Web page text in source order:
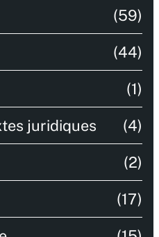
(59)
(44)
(1)
juridiques (4)
(2)
(17)